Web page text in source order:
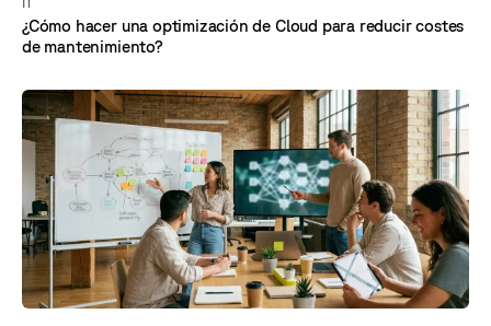
¿Cómo hacer una optimización de Cloud para reducir costes
de mantenimiento?